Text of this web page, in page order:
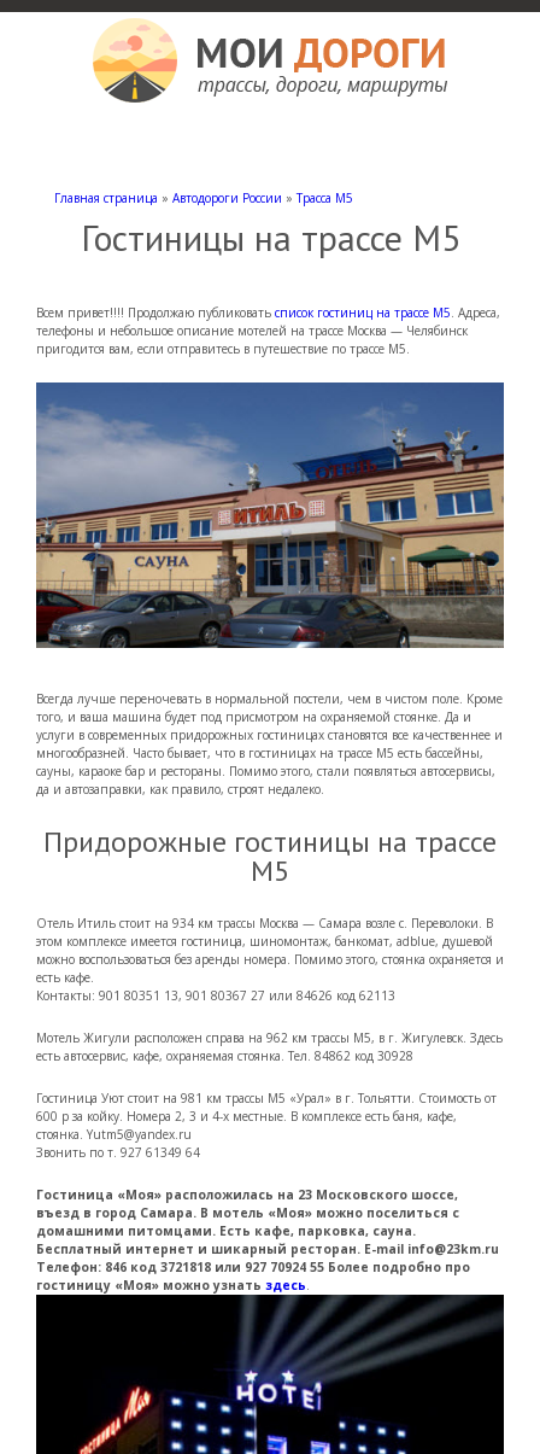
Главная страница » Автодороги России »Трасса М5
Гостиницы на трассе М5
Всем привет!!!! Продолжаю публиковать список гостиниц на трассе М5. Адреса,
телефоны и небольшое описание мотелей на трассе Москва — Челябинск
пригодится вам, если отправитесь в путешествие по трассе М5.
Всегда лучше переночевать в нормальной постели, чем в чистом поле. Кроме
того, и ваша машина будет под присмотром на охраняемой стоянке. Да и
услуги в современных придорожных гостиницах становятся все качественнее и
многообразней. Часто бывает, что в гостиницах на трассе М5 есть бассейны,
сауны, караоке бар и рестораны. Помимо этого, стали появляться автосервисы,
да и автозаправки, как правило, строят недалеко.
Придорожные гостиницы на трассе
М5
Отель Итиль стоит на 934 км трассы Москва — Самара возле с. Переволоки. В
этом комплексе имеется гостиница, шиномонтаж, банкомат, adblue, душевой
можно воспользоваться без аренды номера. Помимо этого, стоянка охраняется и
есть кафе.
Контакты: 901 80351 13, 901 80367 27 или 84626 код 62113
Мотель Жигули расположен справа на 962 км трассы М5, в г. Жигулевск. Здесь
есть автосервис, кафе, охраняемая стоянка. Тел. 84862 код 30928
Гостиница Уют стоит на 981 км трассы М5 «Урал» в г. Тольятти. Стоимость от
600 р за койку. Номера 2, 3 и 4-х местные. В комплексе есть баня, кафе,
стоянка. Yutm5@yandex.ru
Звонить по т. 927 61349 64
Гостиница «Моя» расположилась на 23 Московского шоссе,
въезд в город Самара. В мотель «Моя» можно поселиться с
домашними питомцами. Есть кафе, парковка, сауна.
Бесплатный интернет и шикарный ресторан. E-mail info@23km.ru
Телефон: 846 код 3721818 или 927 70924 55 Более подробно про
гостиницу «Моя» можно узнать здесь.